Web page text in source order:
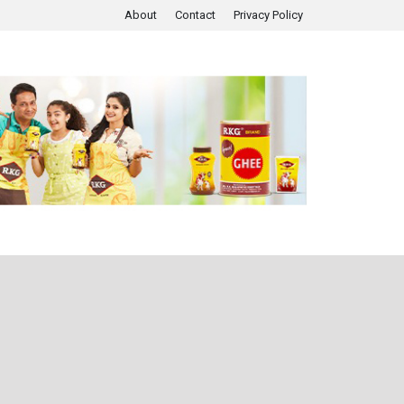
About Contact Privacy Policy